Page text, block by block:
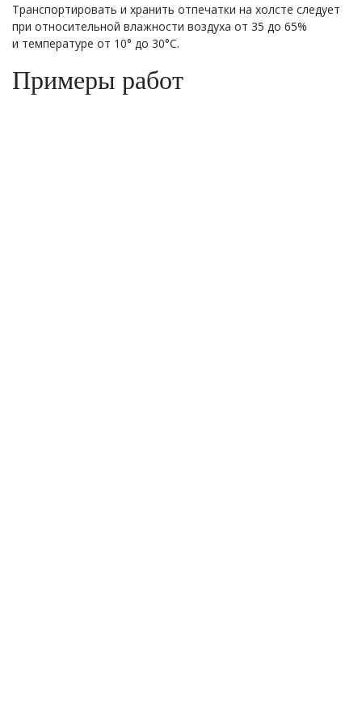
Транспортировать и хранить отпечатки на холсте следует
при относительной влажности воздуха от 35 до 65%
и температуре от 10° до 30°С.
Примеры работ